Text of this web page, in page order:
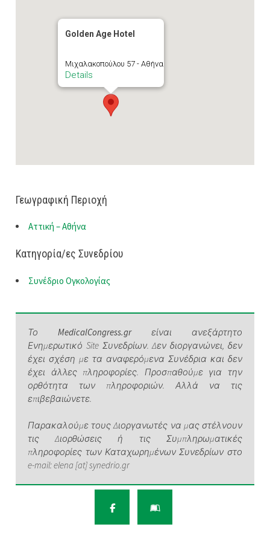
Golden Age Hotel
Μιχαλακοπούλου 57 - Αθήνα
Details
Γεωγραφική Περιοχή
Αττική – Αθήνα
Κατηγορία/ες Συνεδρίου
Συνέδριο Ογκολογίας
ΤοMedicalCongress.grείναι ανεξάρτητο
Ενημερωτικό Site Συνεδρίων. Δεν διοργανώνει, δεν
έχει σχέση με τα αναφερόμενα Συνέδρια και δεν
έχει άλλες πληροφορίες. Προσπαθούμε για την
ορθότητα των πληροφοριών. Αλλά να τις
επιβεβαιώνετε.
Παρακαλούμε τους Διοργανωτές να μας στέλνουν
τις Διορθώσεις ή τις Συμπληρωματικές
πληροφορίες των Καταχωρημένων Συνεδρίων στο
e-mail: elena [at] synedrio.gr